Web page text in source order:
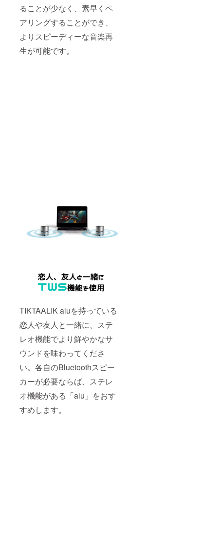
ることが少なく、素早くペ
アリングすることができ、
よりスピーディーな音楽再
生が可能です。
TIKTAALIK aluを持っている
恋人や友人と一緒に、ステ
レオ機能でより鮮やかなサ
ウンドを味わってくださ
い。各自のBluetoothスピー
カーが必要ならば、ステレ
オ機能がある「alu」をおす
すめします。